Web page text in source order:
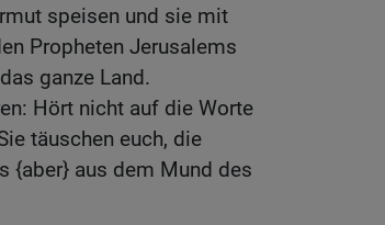
speisen und sie mit
Propheten Jerusalems
ganze Land.
Hört nicht auf die Worte
täuschen euch, die
{aber} aus dem Mund des